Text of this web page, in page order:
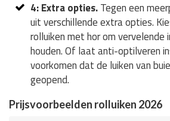
4: Extra opties.Tegen een
uit verschillende extra opties.
rolluiken met hor om vervelende
houden. Of laat anti-optilveren
voorkomen dat de luiken van
geopend.
Prijsvoorbeelden rolluiken 2026